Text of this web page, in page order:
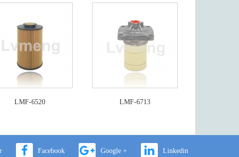
LMF-6520 LMF-6713
Facebook Google + Linkedin